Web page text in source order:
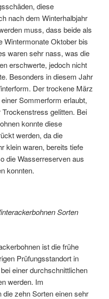
diese
nach dem Winterhalbjahr
muss, dass beide als
Wintermonate Oktober bis
waren sehr nass, was die
erschwerte, jedoch nicht
Besonders in diesem Jahr
Der trockene März
Sommerform erlaubt,
gelitten. Bei
konnte diese
werden, da die
klein waren, bereits tiefe
die Wasserreserven aus
konnten.
Sorten
ist die frühe
Prüfungsstandort in
einer durchschnittlichen
werden. Im
zehn Sorten einen sehr